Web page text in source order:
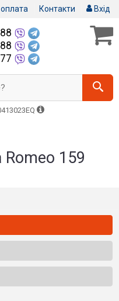
Контакти Вхід
159